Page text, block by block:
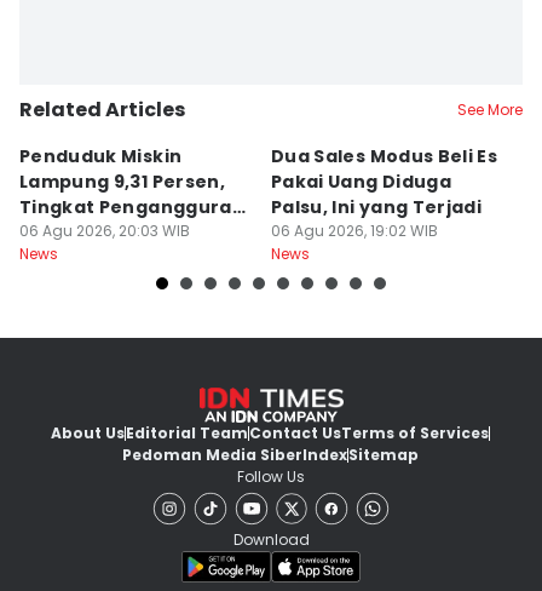
Related Articles See More
Penduduk Miskin
Lampung 9,31 Persen,
Tingkat Pengangguran
Terbuka Naik
06 Agu 2026, 20:03 WIB
News
Dua Sales Modus Beli Es
Pakai Uang Diduga
Palsu, Ini yang Terjadi
06 Agu 2026, 19:02 WIB
News
About UsEditorial TeamContact UsTerms of Services
Pedoman Media SiberIndexSitemap
Follow Us
Download